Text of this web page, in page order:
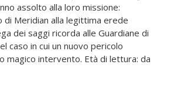
assolto alla loro missione:
Meridian alla legittima erede
dei saggi ricorda alle Guardiane di
caso in cui un nuovo pericolo
magico intervento. Età di lettura: da